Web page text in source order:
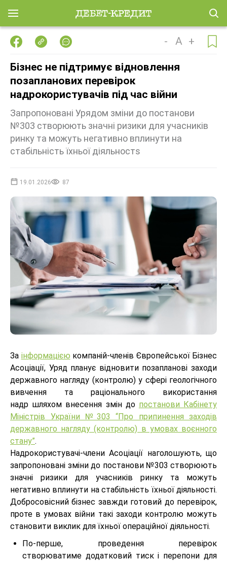
- A +
Бізнес не підтримує відновлення
позапланових перевірок
надрокористувачів під час війни
Запропоновані Урядом зміни до постанови
№303 створюють значні ризики для учасників
ринку та можуть негативно вплинути на
стабільність їхньої діяльностs
19.01.2026 87
За інформацією компаній-членів Європейської Бізнес
Асоціації, Уряд планує відновити позапланові заходи
державного нагляду (контролю) у сфері геологічного
вивчення та раціонального використання
надр шляхом внесення змін до постанови Кабінету
Міністрів України №303 “Про припинення заходів
державного нагляду (контролю) в умовах воєнного
стану”.
Надрокористувачі-члени Асоціації наголошують, що
запропоновані зміни до постанови №303 створюють
значні ризики для учасників ринку та можуть
негативно вплинути на стабільність їхньої діяльності.
Добросовісний бізнес завжди готовий до перевірок,
проте в умовах війни такі заходи контролю можуть
становити виклик для їхньої операційної діяльності.
По-перше, проведення перевірок
створюватиме додатковий тиск і перепони для